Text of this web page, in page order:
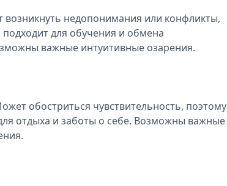
недопонимания или конфликты,
для обучения и обмена
важные интуитивные озарения.
обостриться чувствительность, поэтому
отдыха и заботы о себе. Возможны важные